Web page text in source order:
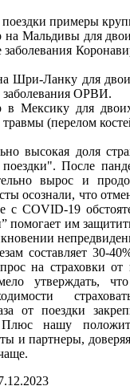
примеры
на Мальдивы для
Шри-Ланку для
заболевания ОРВИ.
Мексику для
(перелом
высокая доля
После
вырос и
осознали, что
с COVID-19
помогает им
составляет 30-
на страховки от
утверждать,
от поездки
нашу
и партнеры,